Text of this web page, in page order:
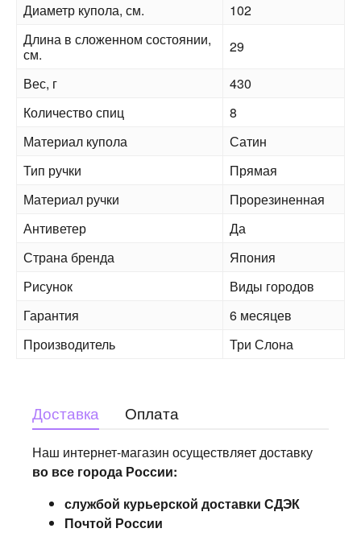
Диаметр купола, см.
102
Длина в сложенном состоянии,
см.
29
Вес, г
430
Количество спиц
8
Материал купола
Сатин
Тип ручки
Прямая
Материал ручки
Прорезиненная
Антиветер
Да
Страна бренда
Япония
Рисунок
Виды городов
Гарантия
6 месяцев
Производитель
Три Слона
Доставка Оплата
Наш интернет-магазин осуществляет доставку
во все города России:
службой курьерской доставки СДЭК
Почтой России